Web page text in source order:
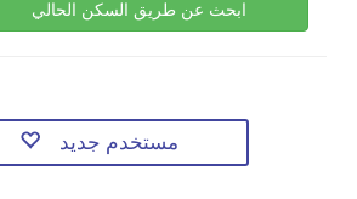
ابحث عن طريق السكن الحالي
مستخدم جديد